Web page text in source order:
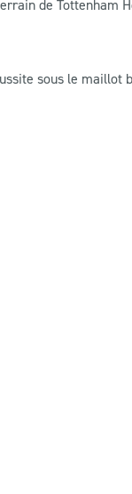
de Tottenham
sous le maillot